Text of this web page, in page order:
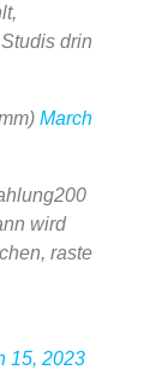
drin
March
wird
raste
15, 2023